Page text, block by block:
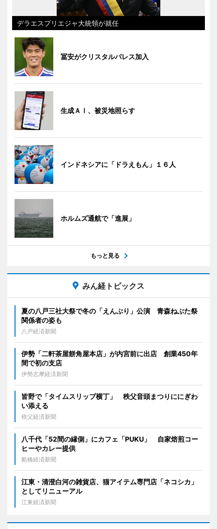
デラエスプリエジャ大統領が就任
冨安がクリスタルパレス加入
生成ＡＩ、被災地照らす
インドネシアに「ドラえもん」１６人
ホルムズ通航で「進展」
もっと見る
みん経トピックス
夏の八戸三社大祭で冬の「えんぶり」公演 青森ねぶた祭
関係者の姿も
八戸経済新聞
伊勢「二軒茶屋餅角屋本店」が内宮前に出店 創業450年
間で初の支店
伊勢志摩経済新聞
皆野で「タイムスリップ横丁」 秩父音頭まつりににぎわ
い添える
秩父経済新聞
八千代「52間の縁側」にカフェ「PUKU」 自家焙煎コー
ヒーやカレー提供
船橋経済新聞
江東・清澄白河の雑貨店、猫アイテム専門店「ネコシカ」
としてリニューアル
江東経済新聞